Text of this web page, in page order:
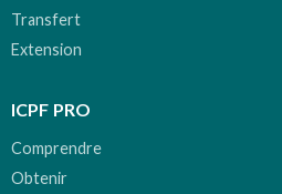
Transfert
Extension
ICPF PRO
Comprendre
Obtenir